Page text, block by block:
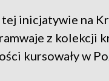
tej inicjatywie na
z kolekcji
kursowały w